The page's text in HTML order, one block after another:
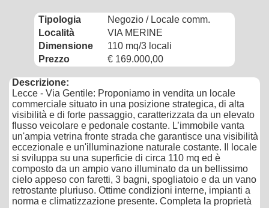
Tipologia
Negozio / Locale comm.
Località
VIA MERINE
Dimensione
110 mq/3 locali
Prezzo
€ 169.000,00
Descrizione:
Lecce - Via Gentile: Proponiamo in vendita un locale
commerciale situato in una posizione strategica, di alta
visibilità e di forte passaggio, caratterizzata da un elevato
flusso veicolare e pedonale costante. L’immobile vanta
un'ampia vetrina fronte strada che garantisce una visibilità
eccezionale e un'illuminazione naturale costante. Il locale
si sviluppa su una superficie di circa 110 mq ed è
composto da un ampio vano illuminato da un bellissimo
cielo appeso con faretti, 3 bagni, spogliatoio e da un vano
retrostante pluriuso. Ottime condizioni interne, impianti a
norma e climatizzazione presente. Completa la proprietà